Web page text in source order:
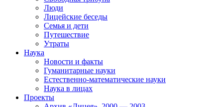
Люди
Лицейские беседы
Семья и дети
Путешествие
Утраты
Наука
Новости и факты
Гуманитарные науки
Естественно-математические науки
Наука в лицах
Проекты